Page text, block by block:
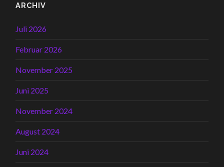
ARCHIV
Juli 2026
Februar 2026
November 2025
Juni 2025
November 2024
August 2024
Juni 2024